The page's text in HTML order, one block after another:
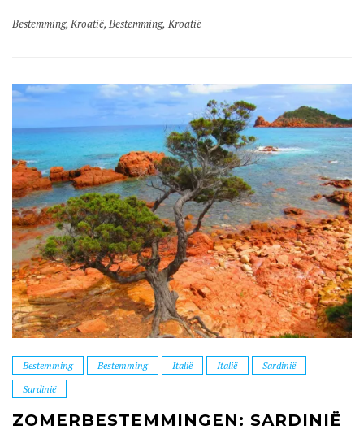
Bestemming, Kroatië, Bestemming, Kroatië
Bestemming Bestemming Italië Italië
Sardinië
Sardinië
ZOMERBESTEMMINGEN: SARDINIË